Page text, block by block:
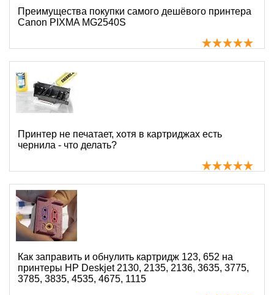
Преимущества покупки самого дешёвого принтера
Canon PIXMA MG2540S
Принтер не печатает, хотя в картриджах есть
чернила - что делать?
Как заправить и обнулить картридж 123, 652 на
принтеры HP Deskjet 2130, 2135, 2136, 3635, 3775,
3785, 3835, 4535, 4675, 1115